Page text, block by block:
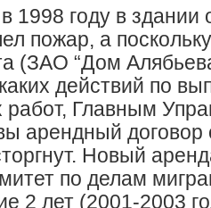
1998 году в
пожар, а
(ЗАО “Дом
действий по
работ, Главным
арендный договор
Новый
по делам
2 лет (2001-2003